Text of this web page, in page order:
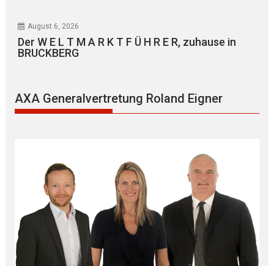
August 6, 2026
Der W E L T M A R K T F Ü H R E R, zuhause in
BRUCKBERG
AXA Generalvertretung Roland Eigner